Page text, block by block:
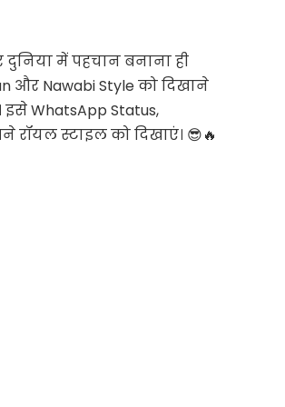
में पहचान बनाना ही
और Nawabi Style को दिखाने
WhatsApp Status,
स्टाइल को दिखाएं। 😎🔥